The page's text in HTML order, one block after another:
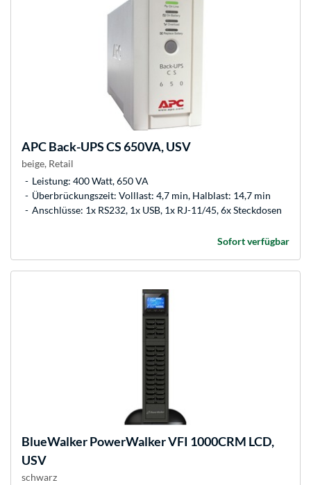
APCBack-UPS CS 650VA, USV
beige, Retail
Leistung: 400 Watt, 650 VA
Überbrückungszeit: Volllast: 4,7 min, Halblast: 14,7 min
Anschlüsse: 1x RS232, 1x USB, 1x RJ-11/45, 6x Steckdosen
Sofort verfügbar
BlueWalkerPowerWalker VFI 1000CRM LCD,
USV
schwarz